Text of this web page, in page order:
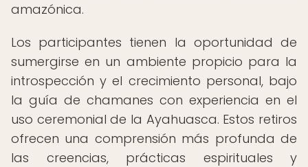
amazónica.
Los participantes tienen la oportunidad de
sumergirse en un ambiente propicio para la
introspección y el crecimiento personal, bajo
la guía de chamanes con experiencia en el
uso ceremonial de la Ayahuasca. Estos retiros
ofrecen una comprensión más profunda de
las creencias, prácticas espirituales y